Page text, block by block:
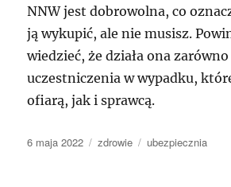
NNW jest dobrowolna, co
ją wykupić, ale nie musisz.
wiedzieć, że działa ona
uczestniczenia w wypadku,
ofiarą, jak i sprawcą.
Data
6 maja 2022 Kategorie
zdrowie Tagi
ubezpiecznia